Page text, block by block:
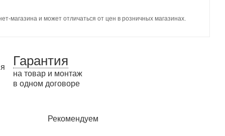
магазина и может отличаться от цен в розничных магазинах.
Гарантия
на товар и монтаж
в одном договоре
Рекомендуем